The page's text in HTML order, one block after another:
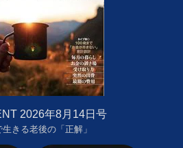
2026年8月14日号
きる老後の「正解」